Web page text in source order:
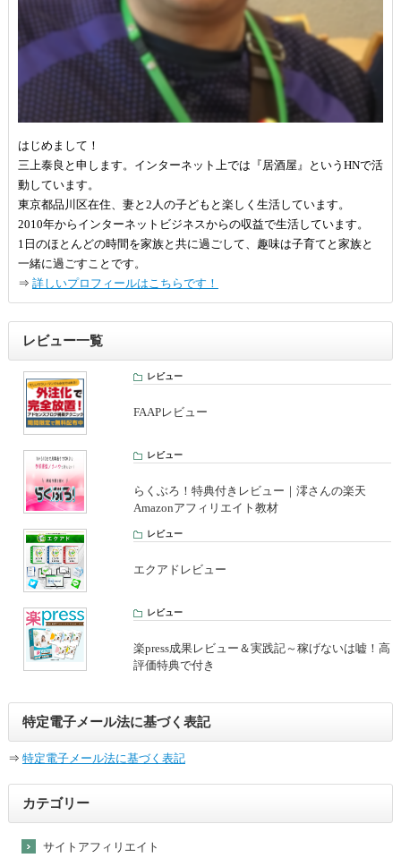
はじめまして！
三上泰良と申します。インターネット上では『居酒屋』というHNで活
動しています。
東京都品川区在住、妻と2人の子どもと楽しく生活しています。
2010年からインターネットビジネスからの収益で生活しています。
1日のほとんどの時間を家族と共に過ごして、趣味は子育てと家族と
一緒に過ごすことです。
⇒ 詳しいプロフィールはこちらです！
レビュー一覧
レビュー
FAAPレビュー
レビュー
らくぶろ！特典付きレビュー｜澪さんの楽天
Amazonアフィリエイト教材
レビュー
エクアドレビュー
レビュー
楽press成果レビュー＆実践記～稼げないは嘘！高
評価特典で付き
特定電子メール法に基づく表記
⇒ 特定電子メール法に基づく表記
カテゴリー
サイトアフィリエイト